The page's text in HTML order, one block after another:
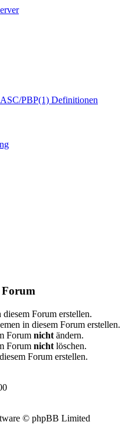
PBP(1) Definitionen
Forum
Forum erstellen.
in diesem Forum erstellen.
Forum nicht ändern.
Forum nicht löschen.
Forum erstellen.
© phpBB Limited